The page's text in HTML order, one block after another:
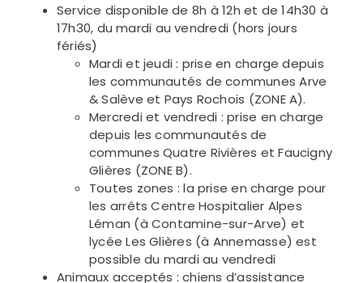
Service disponible de 8h à 12h et de 14h30 à
17h30, du mardi au vendredi (hors jours
fériés)
Mardi et jeudi : prise en charge depuis
les communautés de communes Arve
& Salève et Pays Rochois (ZONE A).
Mercredi et vendredi : prise en charge
depuis les communautés de
communes Quatre Rivières et Faucigny
Glières (ZONE B).
Toutes zones : la prise en charge pour
les arrêts Centre Hospitalier Alpes
Léman (à Contamine-sur-Arve) et
lycée Les Glières (à Annemasse) est
possible du mardi au vendredi
Animaux acceptés : chiens d’assistance